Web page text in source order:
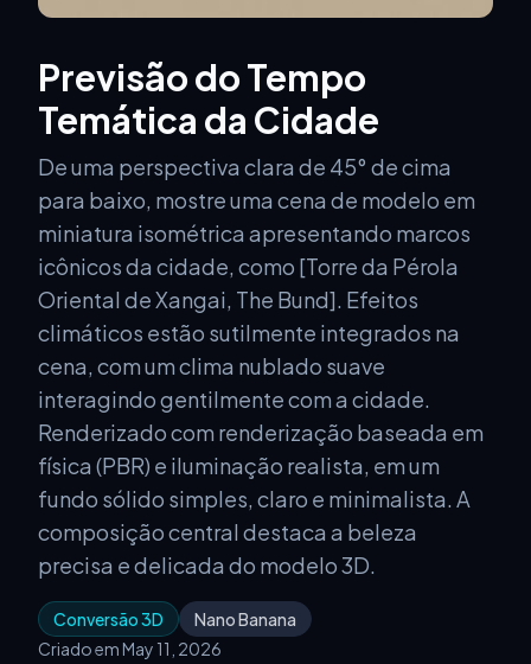
Previsão do Tempo
Temática da Cidade
De uma perspectiva clara de 45° de cima
para baixo, mostre uma cena de modelo em
miniatura isométrica apresentando marcos
icônicos da cidade, como [Torre da Pérola
Oriental de Xangai, The Bund]. Efeitos
climáticos estão sutilmente integrados na
cena, com um clima nublado suave
interagindo gentilmente com a cidade.
Renderizado com renderização baseada em
física (PBR) e iluminação realista, em um
fundo sólido simples, claro e minimalista. A
composição central destaca a beleza
precisa e delicada do modelo 3D.
Conversão 3D
Nano Banana
Criado em May 11, 2026